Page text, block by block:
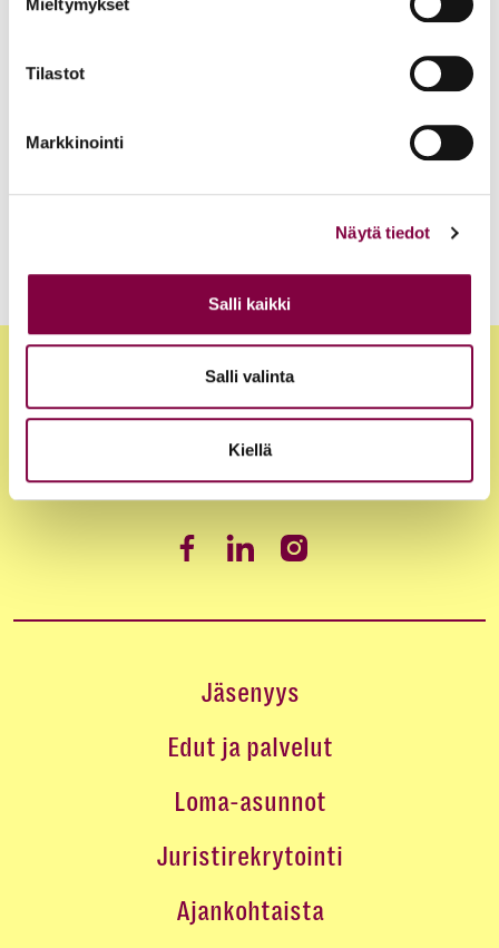
Tilastot
Markkinointi
Näytä tiedot
Salli kaikki
Salli valinta
Kiellä
Juristiliitto
Akava, SAK ja STTK: Palkkavarmuus vahvistaa
Jäsenyys
Edut ja palvelut
Loma-asunnot
Juristirekrytointi
Ajankohtaista